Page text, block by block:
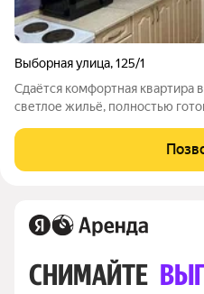
Выборная улица,125/1
Сдаётся комфортная квартира
светлое жильё, полностью
мебель, техника и
просмотру! Арт. 135546774
СНИМАЙТЕ